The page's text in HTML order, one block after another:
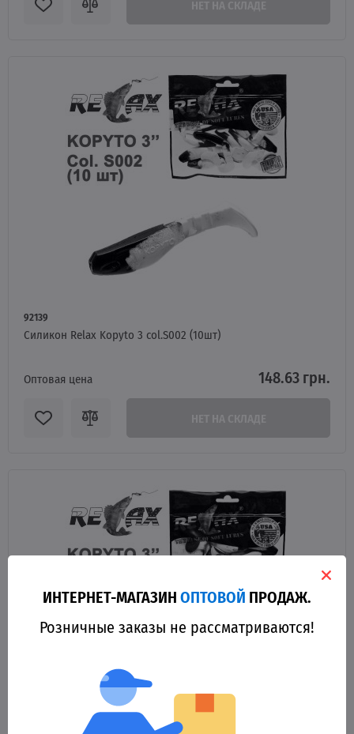
92139
Силикон Relax Kopyto 3 col.S002 (10шт)
Оптовая цена 148.63 грн.
ИНТЕРНЕТ-МАГАЗИНОПТОВОЙ ПРОДАЖ.
Розничные заказы не рассматриваются!